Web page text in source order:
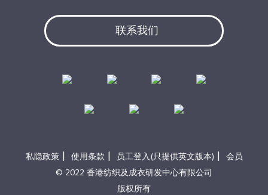
联系我们
私隐政策 | 使用条款 | 员工登入(只提供英文版本) | 会员
© 2022 香港纺织及成衣研发中心有限公司
版权所有